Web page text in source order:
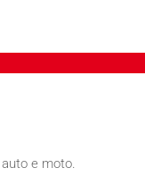
e moto.